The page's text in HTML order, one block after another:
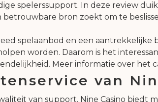
spelerssupport. In deze review
bron zoekt om te
spelaanbod en een
worden. Daarom is het
Meer informatie over het
van
van support. Nine Casino biedt